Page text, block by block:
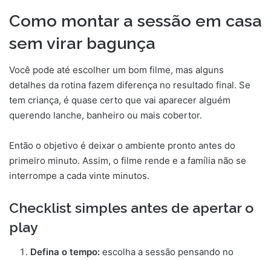
Como montar a sessão em casa
sem virar bagunça
Você pode até escolher um bom filme, mas alguns
detalhes da rotina fazem diferença no resultado final. Se
tem criança, é quase certo que vai aparecer alguém
querendo lanche, banheiro ou mais cobertor.
Então o objetivo é deixar o ambiente pronto antes do
primeiro minuto. Assim, o filme rende e a família não se
interrompe a cada vinte minutos.
Checklist simples antes de apertar o
play
Defina o tempo: escolha a sessão pensando no